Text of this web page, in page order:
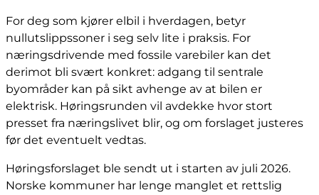
For deg som kjører elbil i hverdagen, betyr
nullutslippssoner i seg selv lite i praksis. For
næringsdrivende med fossile varebiler kan det
derimot bli svært konkret: adgang til sentrale
byområder kan på sikt avhenge av at bilen er
elektrisk. Høringsrunden vil avdekke hvor stort
presset fra næringslivet blir, og om forslaget justeres
før det eventuelt vedtas.
Høringsforslaget ble sendt ut i starten av juli 2026.
Norske kommuner har lenge manglet et rettslig